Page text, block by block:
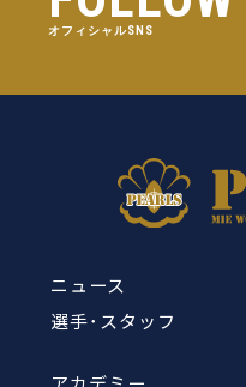
オフィシャルSNS
ニュース
選手･スタッフ